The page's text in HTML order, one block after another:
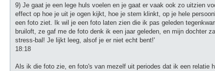
9) Je gaat je een lege huls voelen en je gaat er vaak ook zo uitzien
effect op hoe je uit je ogen kijkt, hoe je stem klinkt, op je hele
een foto ziet. Ik wil je een foto laten zien die ik pas geleden
bruiloft, ze gaf me de foto denk ik een jaar geleden, en mijn dochter
stress-bal! Je lijkt leeg, alsof je er niet echt bent!'
18:18
Als ik die foto zie, en foto's van mezelf uit periodes dat ik een relatie